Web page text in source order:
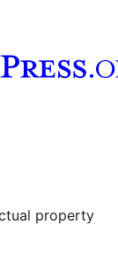
property